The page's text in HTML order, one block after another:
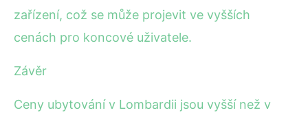
zařízení, což se může projevit ve vyšších
cenách pro koncové uživatele.
Závěr
Ceny ubytování v Lombardii jsou vyšší než v